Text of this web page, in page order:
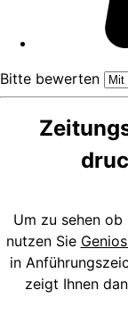
Bitte bewerten
Um zu sehen
nutzen Sie
in
zeigt Ihnen